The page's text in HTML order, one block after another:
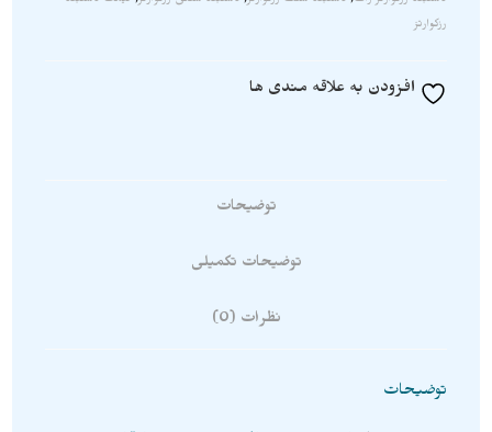
رزکوارتز
افزودن به علاقه مندی ها
توضیحات
توضیحات تکمیلی
نظرات (0)
توضیحات